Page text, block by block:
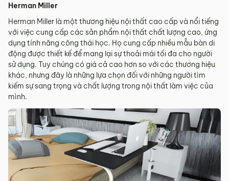
Herman Miller
Herman Miller là một thương hiệu nội thất cao cấp và nổi tiếng
với việc cung cấp các sản phẩm nội thất chất lượng cao, ứng
dụng tính năng công thái học. Họ cung cấp nhiều mẫu bàn di
động được thiết kế để mang lại sự thoải mái tối đa cho người
sử dụng. Tuy chúng có giá cả cao hơn so với các thương hiệu
khác, nhưng đây là những lựa chọn đối với những người tìm
kiếm sự sang trọng và chất lượng trong nội thất làm việc của
mình.